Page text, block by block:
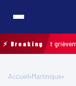
⚡ Breaking
un enfant grièvement
Accueil›Martinique›